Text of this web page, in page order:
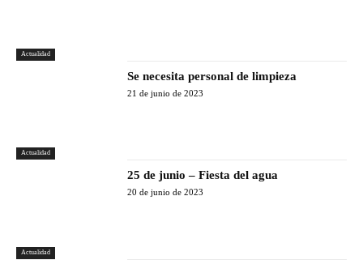
Actualidad
Actualidad
Se necesita personal de limpieza
21 de junio de 2023
Actualidad
25 de junio – Fiesta del agua
20 de junio de 2023